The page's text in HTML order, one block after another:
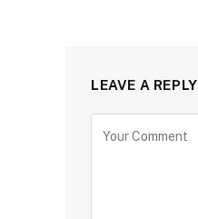
LEAVE A REPLY